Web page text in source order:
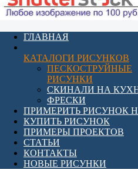
ГЛАВНАЯ
КАТАЛОГИ РИСУНКОВ
ПЕСКОСТРУЙНЫЕ
РИСУНКИ
СКИНАЛИ НА
ФРЕСКИ
ПРИМЕРИТЬ РИСУНОК
КУПИТЬ РИСУНОК
ПРИМЕРЫ ПРОЕКТОВ
СТАТЬИ
КОНТАКТЫ
НОВЫЕ РИСУНКИ